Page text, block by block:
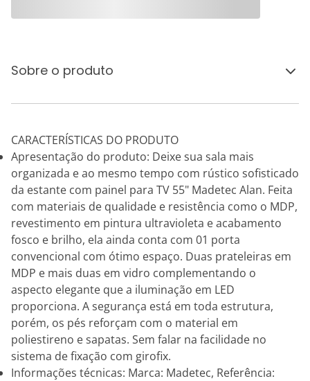
Sobre o produto
CARACTERÍSTICAS DO PRODUTO
Apresentação do produto: Deixe sua sala mais
organizada e ao mesmo tempo com rústico sofisticado
da estante com painel para TV 55" Madetec Alan. Feita
com materiais de qualidade e resistência como o MDP,
revestimento em pintura ultravioleta e acabamento
fosco e brilho, ela ainda conta com 01 porta
convencional com ótimo espaço. Duas prateleiras em
MDP e mais duas em vidro complementando o
aspecto elegante que a iluminação em LED
proporciona. A segurança está em toda estrutura,
porém, os pés reforçam com o material em
poliestireno e sapatas. Sem falar na facilidade no
sistema de fixação com girofix.
Informações técnicas: Marca: Madetec, Referência: